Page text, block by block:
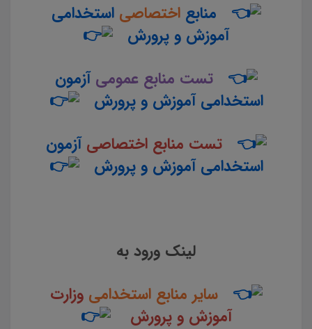
منابعاختصاصیاستخدامی
آموزش و پرورش
تست منابع عمومی آزمون
استخدامی آموزش و پرورش
تست منابع اختصاصی آزمون
استخدامی آموزش و پرورش
لینک ورود به
سایر منابع استخدامیوزارت
آموزش و پرورش